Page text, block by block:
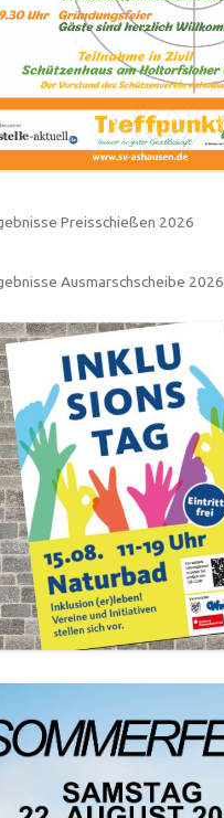
Preisschießen 2026
Ausmarschscheibe 2026